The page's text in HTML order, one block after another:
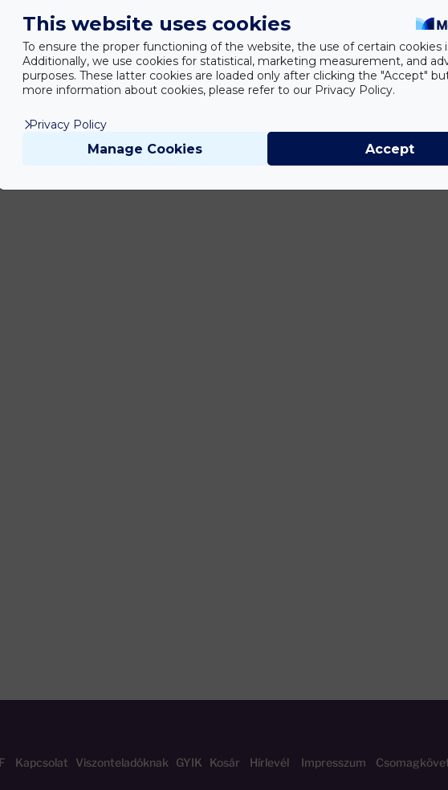
vagy ellenség?
2021|Elváltozások
egészen nem biztosan nem készülsz fel? Az, hogy a baba születése hiába a Nagy
utána kezdődik. A gyermekágyi vérzés, a szoptatás és a többi finom “csemege”
Kapcsolat Viszonteladóknak GYIK Kosár Hírlevél Impresszum
This website uses cookies
To ensure the proper functioning of the website, the use of certain cookies
Additionally, we use cookies for statistical, marketing measurement, and
purposes. These latter cookies are loaded only after clicking the "Accept"
more information about cookies, please refer to our Privacy Policy.
Privacy Policy
Manage Cookies Accept